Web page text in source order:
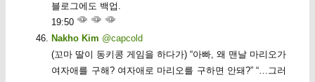
블로그에도 백업.
19:50
Nakho Kim @capcold
(꼬마 딸이 동키콩 게임을 하다가) “아빠, 왜 맨날 마리오가
여자애를 구해? 여자애로 마리오를 구하면 안돼?” “…그러